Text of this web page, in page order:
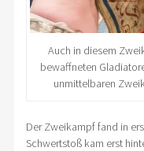
Auch in diesem
bewaffneten
unmittelbaren
Der Zweikampf fand in
Schwertstoß kam erst